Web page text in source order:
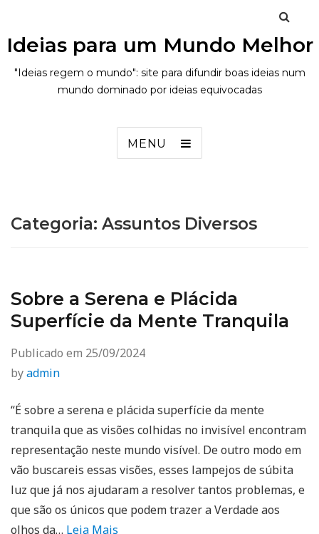
Ideias para um Mundo Melhor
"Ideias regem o mundo": site para difundir boas ideias num
mundo dominado por ideias equivocadas
MENU
Categoria: Assuntos Diversos
Sobre a Serena e Plácida
Superfície da Mente Tranquila
Publicado em 25/09/2024
byadmin
“É sobre a serena e plácida superfície da mente
tranquila que as visões colhidas no invisível encontram
representação neste mundo visível. De outro modo em
vão buscareis essas visões, esses lampejos de súbita
luz que já nos ajudaram a resolver tantos problemas, e
que são os únicos que podem trazer a Verdade aos
olhos da… Leia Mais